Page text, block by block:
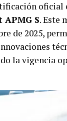
oficial
APMG S. Este
de 2025,
la vigencia